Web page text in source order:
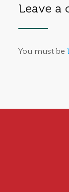
Leave a
You must be